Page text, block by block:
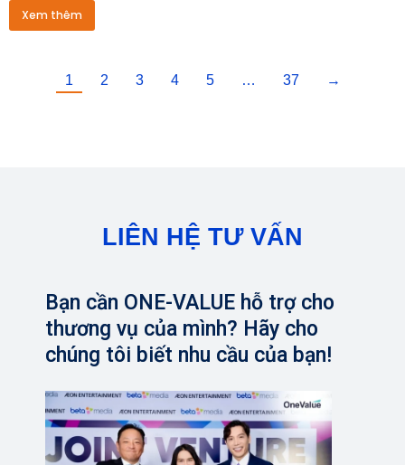
Xem thêm
1 2 3 4 5 … 37 →
LIÊN HỆ TƯ VẤN
Bạn cần ONE-VALUE hỗ trợ cho
thương vụ của mình? Hãy cho
chúng tôi biết nhu cầu của bạn!